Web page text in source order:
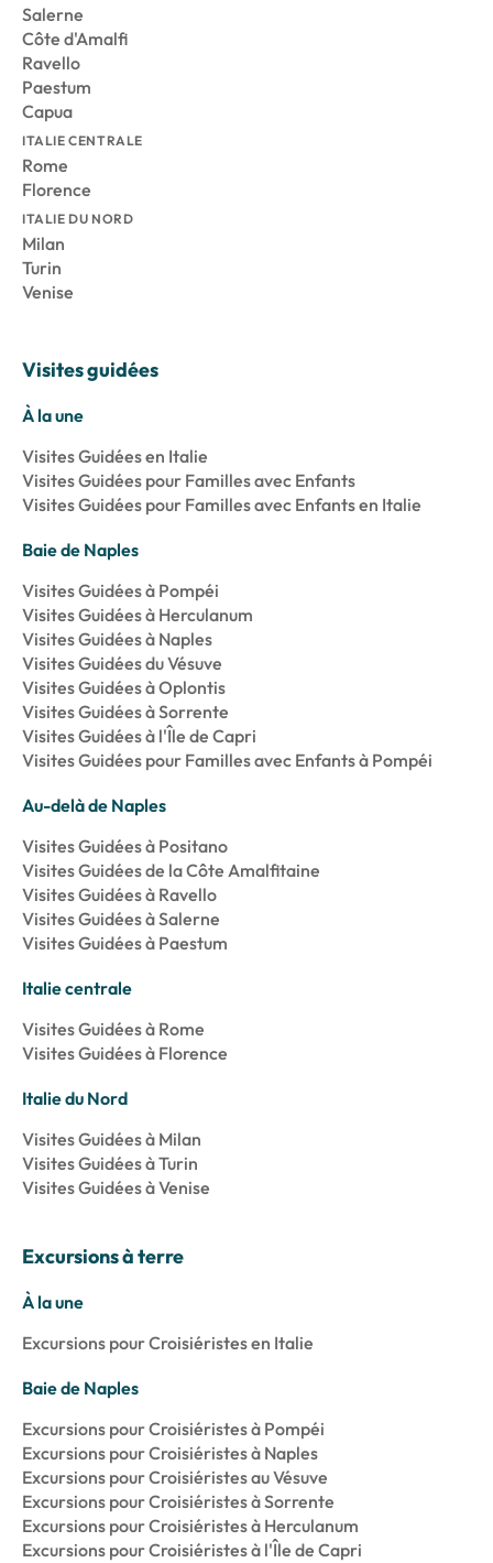
Salerne
Côte d'Amalfi
Ravello
Paestum
Capua
ITALIE CENTRALE
Rome
Florence
ITALIE DU NORD
Milan
Turin
Venise
Visites guidées
À la une
Visites Guidées en Italie
Visites Guidées pour Familles avec Enfants
Visites Guidées pour Familles avec Enfants en Italie
Baie de Naples
Visites Guidées à Pompéi
Visites Guidées à Herculanum
Visites Guidées à Naples
Visites Guidées du Vésuve
Visites Guidées à Oplontis
Visites Guidées à Sorrente
Visites Guidées à l'Île de Capri
Visites Guidées pour Familles avec Enfants à Pompéi
Au-delà de Naples
Visites Guidées à Positano
Visites Guidées de la Côte Amalfitaine
Visites Guidées à Ravello
Visites Guidées à Salerne
Visites Guidées à Paestum
Italie centrale
Visites Guidées à Rome
Visites Guidées à Florence
Italie du Nord
Visites Guidées à Milan
Visites Guidées à Turin
Visites Guidées à Venise
Excursions à terre
À la une
Excursions pour Croisiéristes en Italie
Baie de Naples
Excursions pour Croisiéristes à Pompéi
Excursions pour Croisiéristes à Naples
Excursions pour Croisiéristes au Vésuve
Excursions pour Croisiéristes à Sorrente
Excursions pour Croisiéristes à Herculanum
Excursions pour Croisiéristes à l'Île de Capri